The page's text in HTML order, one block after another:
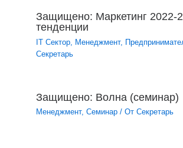
Защищено: Маркетинг 2022-
тенденции
IT Сектор Менеджмент,
Секретарь
Защищено: Волна (семинар)
Менеджмент,Семинар / ОтСекретарь